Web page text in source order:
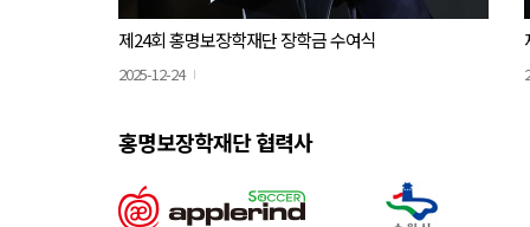
제24회 홍명보장학재단 장학금 수여식
2025-12-24
홍명보장학재단 협력사